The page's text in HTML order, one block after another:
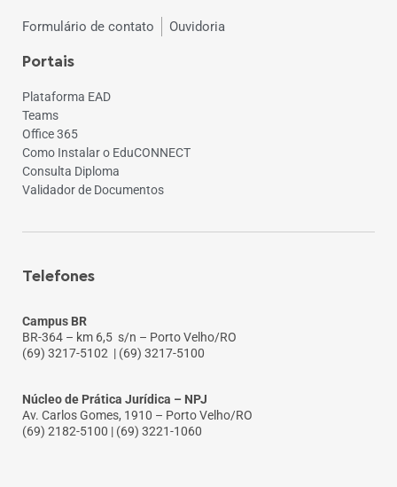
Formulário de contato Ouvidoria
Portais
Plataforma EAD
Teams
Office 365
Como Instalar o EduCONNECT
Consulta Diploma
Validador de Documentos
Telefones
Campus BR
BR-364 – km 6,5 s/n – Porto Velho/RO
(69) 3217-5102 | (69) 3217-5100
Núcleo de Prática Jurídica – NPJ
Av. Carlos Gomes, 1910 – Porto Velho/RO
(69) 2182-5100 | (69) 3221-1060